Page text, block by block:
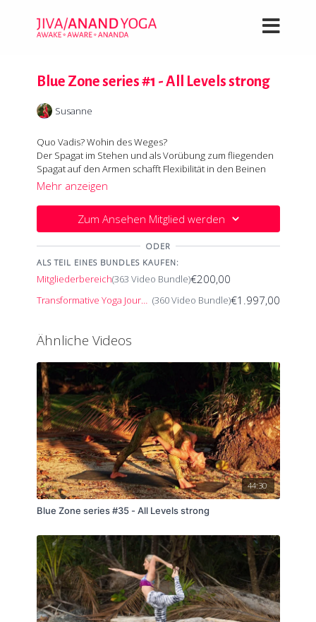
Blue Zone series #1 - All Levels strong
Susanne
Quo Vadis? Wohin des Weges?
Der Spagat im Stehen und als Vorübung zum fliegenden
Spagat auf den Armen schafft Flexibilität in den Beinen
und regt die unteren Bauchorgane, den Dickdarm und
die weiblichen Geschlechtsorgane an. Titthibhasana
stärkt die Arme, streckt den Rücken und stimuliert Magen,
Leber und Bauchspeicheldrüse. Damit wirklich alles in
Bewegung ist wischen wir im Balken noch das Fass aus
und stärken uns für die Gleichgewichtshaltungen auf den
Armen. Feuer, Feuer für die Reinigung und vielleicht
schaffen wir es ja tatsächlich irgendwann unseren Fuss
Der Weg ist das Ziel. Geniesse ihn.
Mehr anzeigen
Zum Ansehen Mitglied werden
ODER
ALS TEIL EINES BUNDLES KAUFEN:
Mitgliederbereich(363 Video Bundle)€200,00
Transformative Yoga Journey (360 Video Bundle)€1.997,00
Ähnliche Videos
44:30
Blue Zone series #35 - All Levels strong